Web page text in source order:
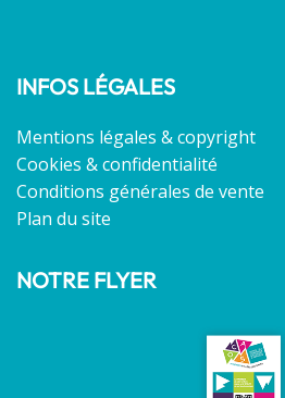
INFOS LÉGALES
Mentions légales & copyright
Cookies & confidentialité
Conditions générales de vente
Plan du site
NOTRE FLYER